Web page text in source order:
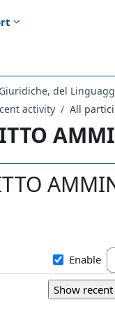
activity All
Since
Enable